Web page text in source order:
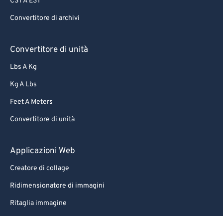
Convertitore di archivi
Convertitore di unità
Lbs A Kg
Kg A Lbs
Feet A Meters
Convertitore di unità
Applicazioni Web
Creatore di collage
Ridimensionatore di immagini
Ritaglia immagine